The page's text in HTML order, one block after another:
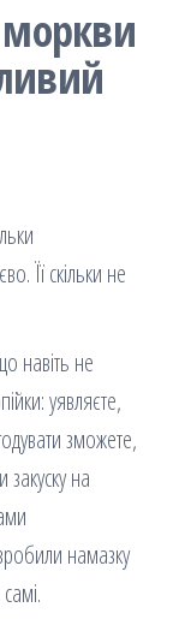
моркви
Її скільки не
навіть не
уявляєте,
зможете,
закуску на
намазку